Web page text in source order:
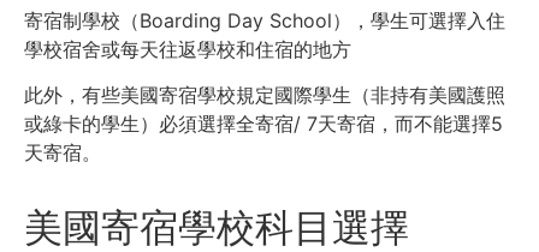
寄宿制學校（Boarding Day School），學生可選擇入住
學校宿舍或每天往返學校和住宿的地方
此外，有些美國寄宿學校規定國際學生（非持有美國護照
或綠卡的學生）必須選擇全寄宿/ 7天寄宿，而不能選擇5
天寄宿。
美國寄宿學校科目選擇